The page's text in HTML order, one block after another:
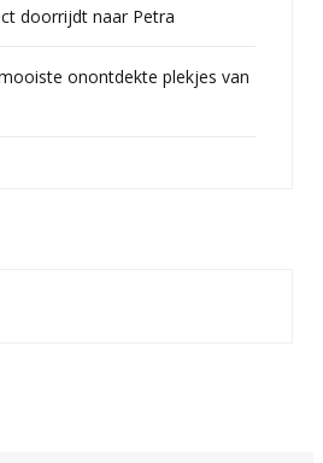
doorrijdt naar Petra
onontdekte plekjes van